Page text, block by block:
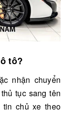
tô?
nhận chuyển
tục sang tên
tin chủ xe theo